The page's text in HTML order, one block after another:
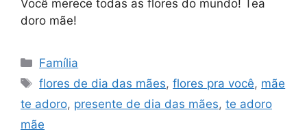
Você merece todas as flores do mundo! Tea
doro mãe!
Categorias
Família
Tags
flores de dia das mães,flores pra você, mãe
te adoro, presente de dia das mães, te adoro
mãe